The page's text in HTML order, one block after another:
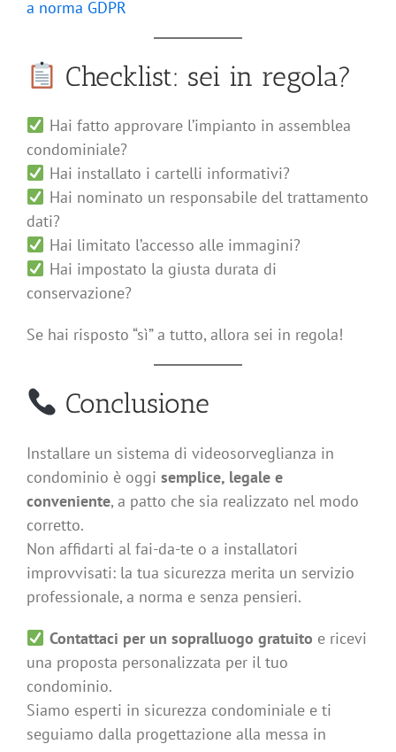
a norma GDPR
Checklist: sei in regola?
Hai fatto approvare l’impianto in assemblea
condominiale?
Hai installato i cartelli informativi?
Hai nominato un responsabile del trattamento
dati?
Hai limitato l’accesso alle immagini?
Hai impostato la giusta durata di
conservazione?
Se hai risposto “sì” a tutto, allora sei in regola!
Conclusione
Installare un sistema di videosorveglianza in
condominio è oggi semplice, legale e
conveniente, a patto che sia realizzato nel modo
corretto.
Non affidarti al fai-da-te o a installatori
improvvisati: la tua sicurezza merita un servizio
professionale, a norma e senza pensieri.
Contattaci per un sopralluogo gratuito e ricevi
una proposta personalizzata per il tuo
condominio.
Siamo esperti in sicurezza condominiale e ti
seguiamo dalla progettazione alla messa in